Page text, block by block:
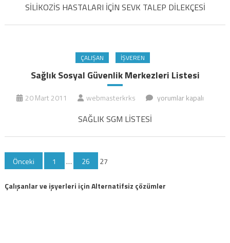
için
sevk
için
SİLİKOZİS HASTALARI İÇİN SEVK TALEP DİLEKÇESİ
ÇALIŞAN İŞVEREN
Sağlık Sosyal Güvenlik Merkezleri Listesi
20 Mart 2011 webmasterkrks
Sağlık
Merkezleri
yorumlar kapalı
SAĞLIK SGM LİSTESİ
Yazı
sayfalaması
Önceki 1 … 26 27
Çalışanlar ve işyerleri için Alternatifsiz çözümler